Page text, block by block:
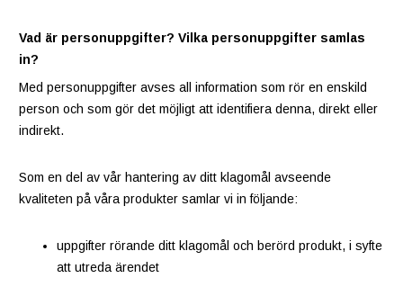
Vad är personuppgifter? Vilka personuppgifter samlas
in?
Med personuppgifter avses all information som rör en enskild
person och som gör det möjligt att identifiera denna, direkt eller
indirekt.
Som en del av vår hantering av ditt klagomål avseende
kvaliteten på våra produkter samlar vi in följande:
uppgifter rörande ditt klagomål och berörd produkt, i syfte
att utreda ärendet